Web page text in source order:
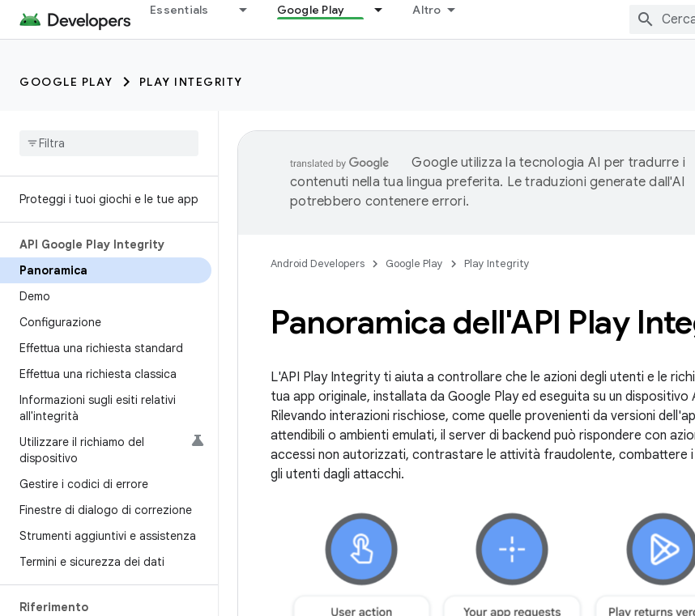
Essentials Google Play Altro
GOOGLE PLAY PLAY INTEGRITY
Proteggi i tuoi giochi e le tue app
API Google Play Integrity
Panoramica
Demo
Configurazione
Effettua una richiesta standard
Effettua una richiesta classica
Informazioni sugli esiti relativi
all'integrità
Utilizzare il richiamo del
dispositivo
Gestire i codici di errore
Finestre di dialogo di correzione
Strumenti aggiuntivi e assistenza
Termini e sicurezza dei dati
Riferimento
Google utilizza la tecnologia AI per tradurre i
contenuti nella tua lingua preferita. Le traduzioni generate dall'AI
potrebbero contenere errori.
Android Developers Google Play Play Integrity
Panoramica dell'API Play
L'API Play Integrity ti aiuta a controllare che le azioni degli utenti e le
tua app originale, installata da Google Play ed eseguita su un
Rilevando interazioni rischiose, come quelle provenienti da versioni
attendibili o ambienti emulati, il server di backend può rispondere con
accessi non autorizzati, contrastare le attività fraudolente, combattere
gli utenti dagli attacchi.